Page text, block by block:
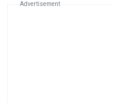
Advertisement